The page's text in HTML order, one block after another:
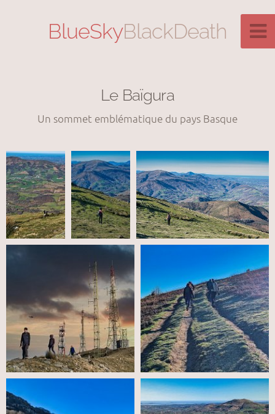
BlueSkyBlackDeath
Le Baïgura
Un sommet emblématique du pays Basque